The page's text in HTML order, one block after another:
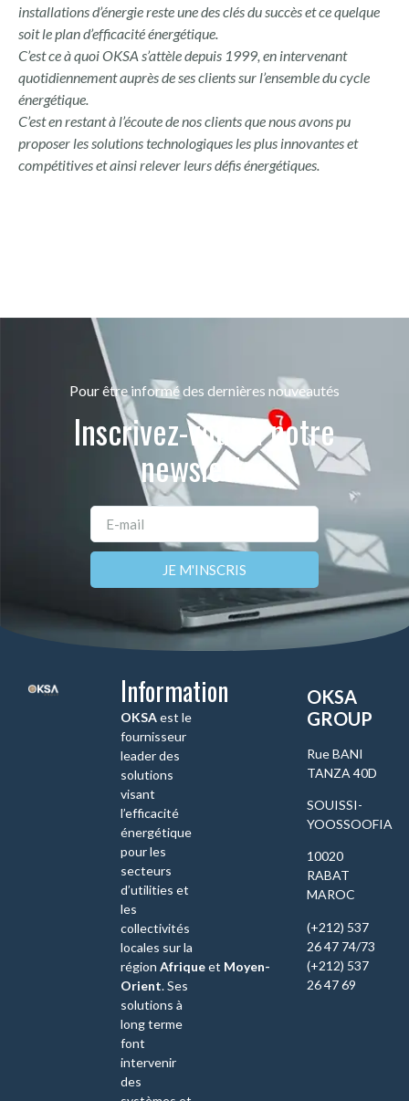
installations d’énergie reste une des clés du succès et ce quelque
soit le plan d’efficacité énergétique.
C’est ce à quoi OKSA s’attèle depuis 1999, en intervenant
quotidiennement auprès de ses clients sur l’ensemble du cycle
énergétique.
C’est en restant à l’écoute de nos clients que nous avons pu
proposer les solutions technologiques les plus innovantes et
compétitives et ainsi relever leurs défis énergétiques.
Pour être informé des dernières nouveautés
Inscrivez-vous à notre
newsletter
JE M'INSCRIS
Information
OKSAest le
fournisseur
leader des
solutions
visant
l’efficacité
énergétique
pour les
secteurs
d’utilities et
les
collectivités
locales sur la
région Afriqueet Moyen-
Orient. Ses
solutions à
long terme
font
intervenir
des
OKSA
GROUP
Rue BANI
TANZA 40D
SOUISSI-
YOOSSOOFIA
10020
RABAT
MAROC
(+212) 537
26 47 74/73
(+212) 537
26 47 69